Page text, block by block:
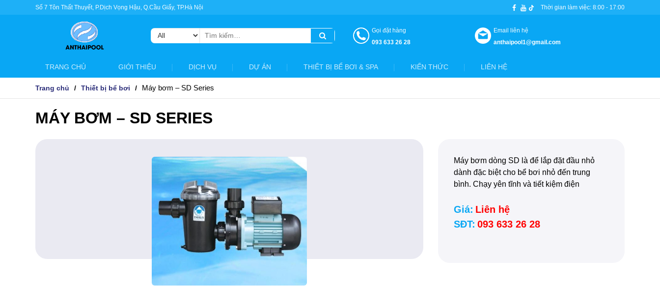
Số 7 Tôn Thất Thuyết, P.Dịch Vọng Hậu, Q.Cầu Giấy, TP.Hà Nội Thời gian làm việc: 8:00 - 17:00
Tìm
kiếm:
Gọi đặt hàng
093 633 26 28
Email liên hệ
anthaipool1@gmail.com
TRANG CHỦ GIỚI THIỆU DỊCH VỤ DỰ ÁN THIẾT BỊ BỂ BƠI & SPA KIẾN THỨC LIÊN HỆ
Trang chủ Thiết bị bể bơi Máy bơm – SD Series
MÁY BƠM – SD SERIES
Máy bơm dòng SD là để lắp đặt đầu nhỏ
dành đặc biệt cho bể bơi nhỏ đến trung
bình. Chạy yên tĩnh và tiết kiệm điện
Giá: Liên hệ
SĐT: 093 633 26 28